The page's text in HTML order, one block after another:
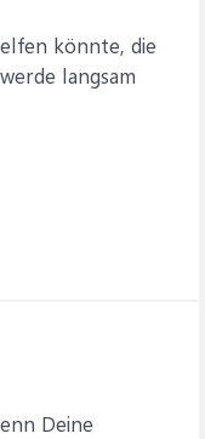
könnte, die
langsam
Deine